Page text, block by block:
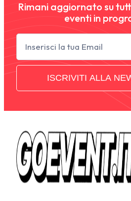
Rimani aggiornato su
eventi in
Newsletter
ISCRIVITI ALLA